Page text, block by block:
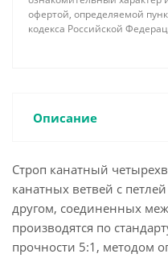
офертой, определяемой
кодекса Российской
Описание
Строп канатный
канатных ветвей с
другом, соединенных
производятся по
прочности 5:1, методом